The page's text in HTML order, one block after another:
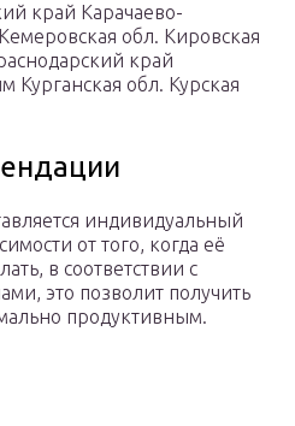
край Карачаево-
обл. Кировская
край
Курганская обл. Курская
индивидуальный
от того, когда её
в соответствии с
это позволит получить
продуктивным.